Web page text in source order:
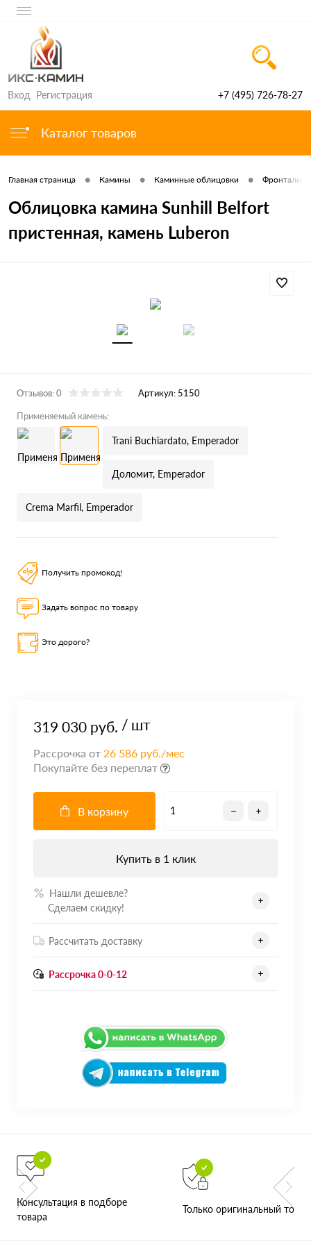
Вход Регистрация +7 (495) 726-78-27
Каталог товаров
Главная страница • Камины • Каминные облицовки •
Облицовка камина Sunhill Belfort
пристенная, камень Luberon
Отзывов: 0 Артикул: 5150
Применяемый камень:
Trani Buchiardato, Emperador
Доломит, Emperador
Crema Marfil, Emperador
Получить промокод!
Задать вопрос по товару
Это дорого?
319 030 руб. / шт
Рассрочка от 26 586 руб./мес
Покупайте без переплат
В корзину
Купить в 1 клик
Нашли дешевле?
Сделаем скидку!
Рассчитать доставку
Рассрочка 0-0-12
Консультация в подборе
товара
Только оригинальный товар